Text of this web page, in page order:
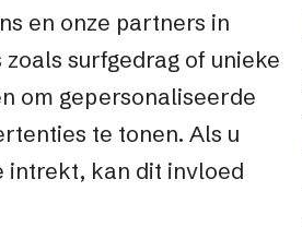
en onze partners in
surfgedrag of unieke
om gepersonaliseerde
te tonen. Als u
intrekt, kan dit invloed
Slimme
Dat komt ook omdat
gebouwd naar
Brand4kids, Stockbase
wordt productinformatie